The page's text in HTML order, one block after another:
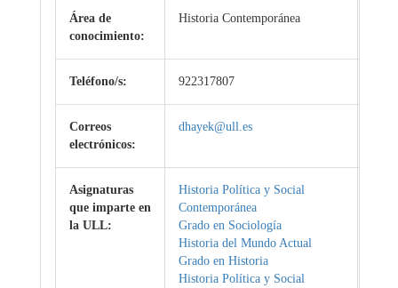
Área de
conocimiento:
Historia Contemporánea
Teléfono/s: 922317807
Correos
electrónicos:
dhayek@ull.es
Asignaturas
que imparte en
la ULL:
Historia Política y Social
Contemporánea
Grado en Sociología
Historia del Mundo Actual
Grado en Historia
Historia Política y Social